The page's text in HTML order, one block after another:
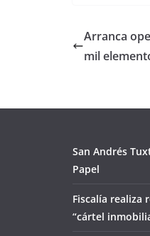
Arranca
mil
San Andrés
Papel
Fiscalía realiza
“cártel